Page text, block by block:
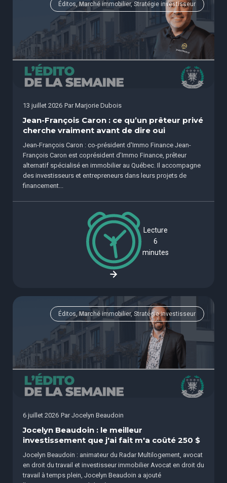
Éditos, Marché immobilier, Stratégie investisseur
13 juillet 2026 Par Marjorie Dubois
Jean-François Caron : ce qu’un prêteur privé
cherche vraiment avant de dire oui
Jean-François Caron : co-président d'Immo Finance Jean-
François Caron est coprésident d’Immo Finance, prêteur
alternatif spécialisé en immobilier au Québec. Il accompagne
des investisseurs et entrepreneurs dans leurs projets de
financement...
Lecture
6
minutes
Éditos, Marché immobilier, Stratégie investisseur
6 juillet 2026 Par Jocelyn Beaudoin
Jocelyn Beaudoin : le meilleur
investissement que j'ai fait m'a coûté 250 $
Jocelyn Beaudoin : animateur du Radar Multilogement, avocat
en droit du travail et investisseur immobilier Avocat en droit du
travail à temps plein, Jocelyn Beaudoin a ajouté